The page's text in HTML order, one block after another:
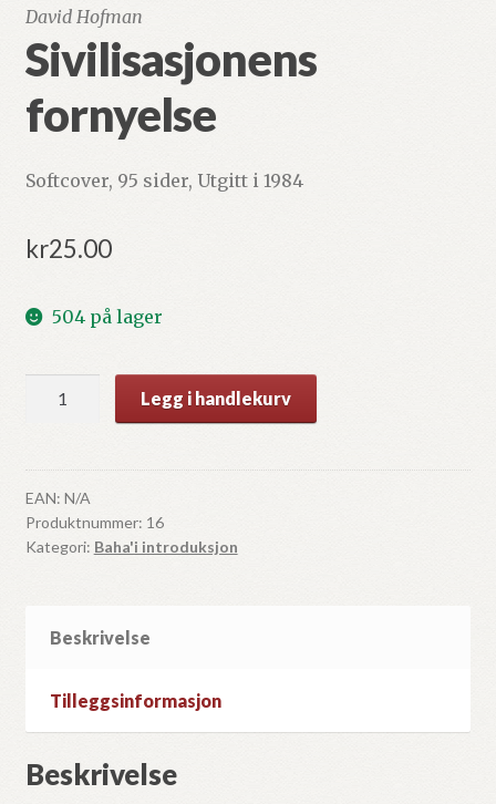
David Hofman
Sivilisasjonens
fornyelse
Softcover, 95 sider, Utgitt i 1984
kr25.00
504 på lager
Legg i handlekurv
EAN: N/A
Produktnummer: 16
Kategori: Baha'i introduksjon
Beskrivelse
Tilleggsinformasjon
Beskrivelse